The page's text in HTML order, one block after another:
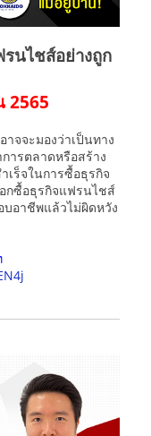
นไชส์อย่างถูก
2565
จจะมองว่าเป็นทาง
ารตลาดหรือสร้าง
ร็จในการซื้อธุรกิจ
กซื้อธุรกิจแฟรนไชส์
อาชีพแล้วไม่ผิดหวัง